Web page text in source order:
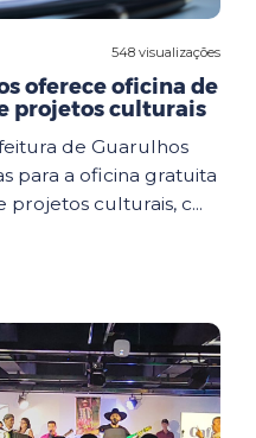
548 visualizações
oferece oficina de
projetos culturais
de Guarulhos
para a oficina gratuita
projetos culturais, c...